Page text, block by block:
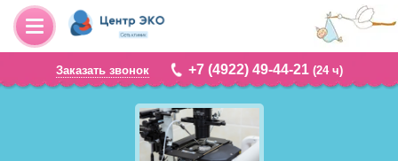
Заказать звонок +7 (4922) 49-44-21 (24 ч)